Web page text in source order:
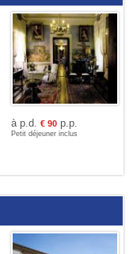
à p.d. € 90p.p.
Petit déjeuner inclus